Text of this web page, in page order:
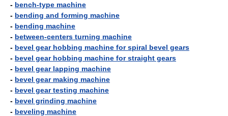
- bench-type machine
- bending and forming machine
- bending machine
- between-centers turning machine
- bevel gear hobbing machine for spiral bevel gears
- bevel gear hobbing machine for straight gears
- bevel gear lapping machine
- bevel gear making machine
- bevel gear testing machine
- bevel grinding machine
- beveling machine